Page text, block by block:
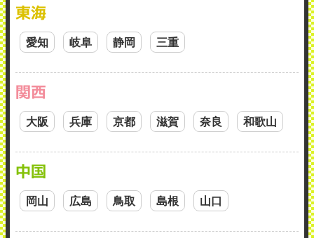
東海
愛知 岐阜 静岡 三重
関西
大阪 兵庫 京都 滋賀 奈良 和歌山
中国
岡山 広島 鳥取 島根 山口